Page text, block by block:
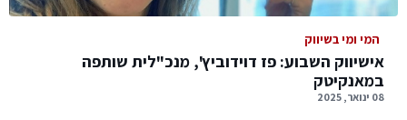
המי ומי בשיווק
אישיווק השבוע: פז דוידוביץ', מנכ"לית שותפה
במאנקיטק
08 ינואר, 2025